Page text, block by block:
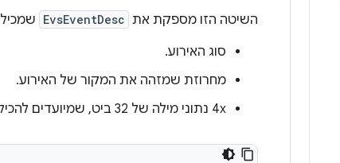
השיטה הזו מספקת את EvsEventDesc
סוג האירוע.
מחרוזת שמזהה את המקור של האירוע.
4x נתוני מילה של 32 ביט, שמיועדים להכיל מידע אפשרי על אירועים.